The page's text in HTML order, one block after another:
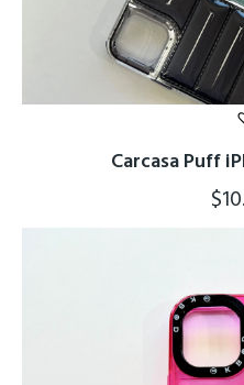
Carcasa Puff
$